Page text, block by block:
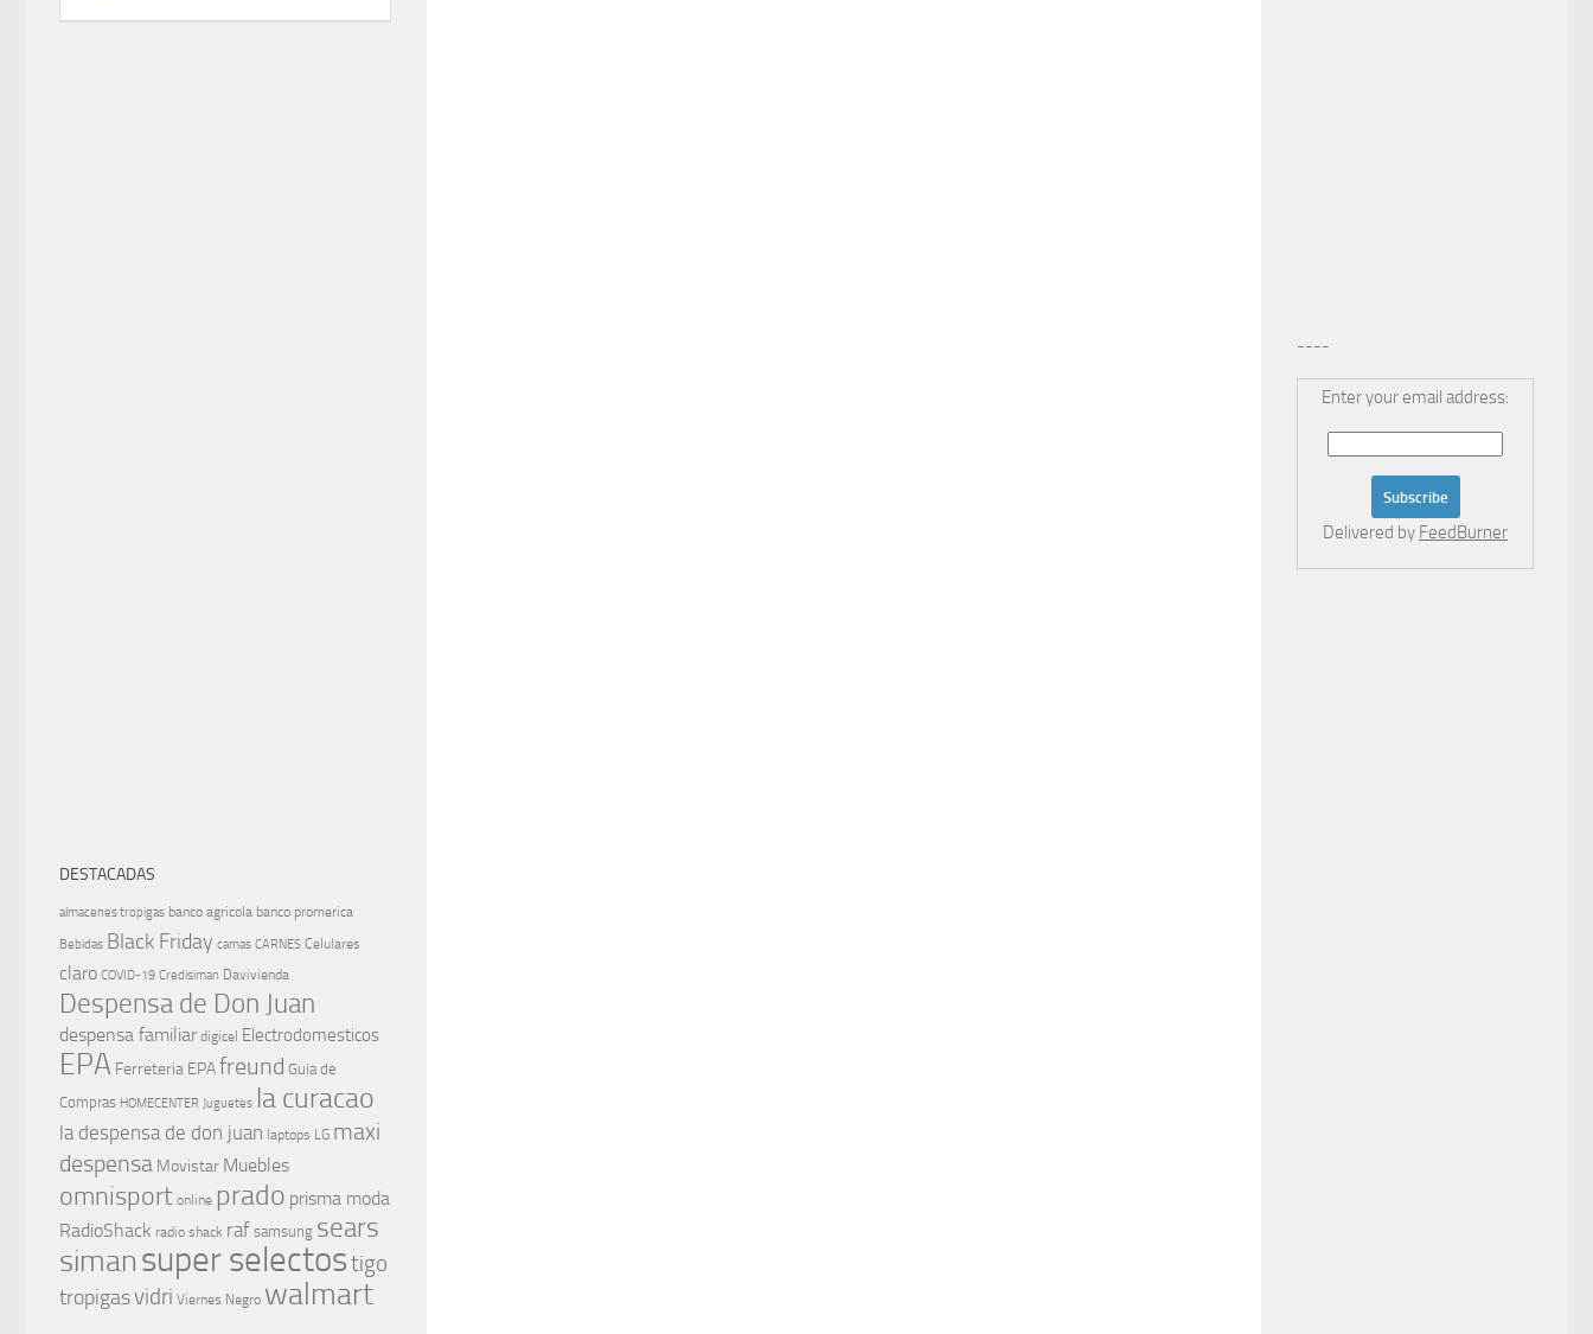
DESTACADAS
almacenes tropigas banco agricola banco promerica
Bebidas Black Friday camas CARNES Celulares
claro COVID-19 Credisiman Davivienda
Despensa de Don Juan
despensa familiar digicel Electrodomesticos
EPA Ferreteria EPAfreund Guia de
Compras HOMECENTER Juguetes la curacao
la despensa de don juan laptops LG maxi
despensa Movistar Muebles
omnisport online prado prisma moda
RadioShack radio shack raf samsung sears
simansuper selectostigo
tropigasvidri Viernes Negro walmart
----
Enter your email address:
Delivered by FeedBurner